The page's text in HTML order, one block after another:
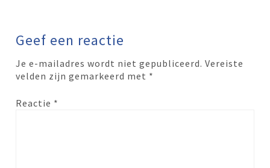
Geef een reactie
Je e-mailadres wordt niet gepubliceerd. Vereiste
velden zijn gemarkeerd met *
Reactie *